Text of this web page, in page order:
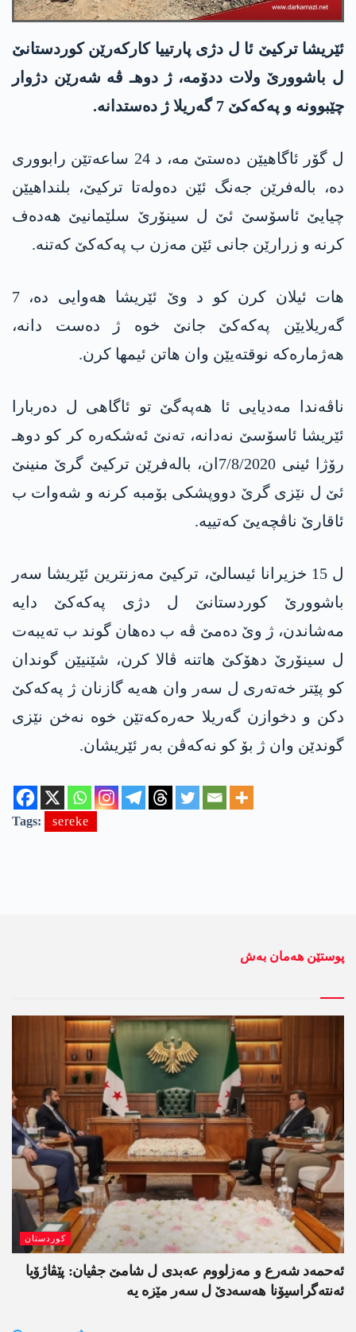
ئێریشا تركیێ ئا ل دژی پارتییا كاركه‌رێن كوردستانێ
ل باشوورێ ولات ددۆمه‌، ژ دوهـ ڤه‌ شه‌رێن دژوار
چێبوونه‌ و په‌كه‌كێ 7 گه‌ریلا ژ ده‌ستدانه‌.
ل گۆر ئاگاهیێن ده‌ستێ مه‌، د 24 ساعه‌تێن رابووری
ده‌، باله‌فرێن جه‌نگ ئێن ده‌وله‌تا تركیێ، بلنداهیێن
چیایێ ئاسۆسێ ئێ ل سینۆرێ سلێمانیێ هه‌ده‌ف
كرنه‌ و زرارێن جانی ئێن مه‌زن ب په‌كه‌كێ كه‌تنه‌.
هات ئیلان كرن كو د وێ ئێریشا هه‌وایی ده‌، 7
گه‌ریلایێن په‌كه‌كێ جانێ خوه‌ ژ ده‌ست دانه‌،
هه‌ژماره‌كه‌ نوقته‌یێن وان هاتن ئیمها كرن.
ناڤه‌ندا مه‌دیایی ئا هه‌په‌گێ تو ئاگاهی ل ده‌ربارا
ئێریشا ئاسۆسێ نه‌دانه‌، ته‌نێ ئه‌شكه‌ره‌ كر كو دوهـ
رۆژا ئینی 7/8/2020ان، باله‌فرێن تركیێ گرێ منینێ
ئێ ل نێزی گرێ دووپشكی بۆمبه‌ كرنه‌ و شه‌وات ب
ئاقارێ ناڤچه‌یێ كه‌تییه‌.
ل 15 خزیرانا ئیسالێ، تركیێ مه‌زنترین ئێریشا سه‌ر
باشوورێ كوردستانێ ل دژی په‌كه‌كێ دایه‌
مه‌شاندن، ژ وێ ده‌مێ ڤه‌ ب ده‌هان گوند ب ته‌یبه‌ت
ل سینۆرێ دهۆكێ هاتنه‌ ڤالا كرن، شێنیێن گوندان
كو پێتر خه‌ته‌ری ل سه‌ر وان هه‌یه‌‌ گازنان ژ په‌كه‌كێ
دكن و دخوازن گه‌ریلا حه‌ره‌كه‌تێن خوه‌ نه‌خن نێزی
گوندێن وان ژ بۆ كو نه‌كه‌ڤن به‌ر ئێریشان.
Tags: sereke
پوستێن ھەمان بەش
کوردستان
ئەحمەد شەرع و مەزلووم عەبدی ل شامێ جڤیان: پێڤاژۆیا
ئەنتەگراسیۆنا ھەسەدێ ل سەر مێزە یە